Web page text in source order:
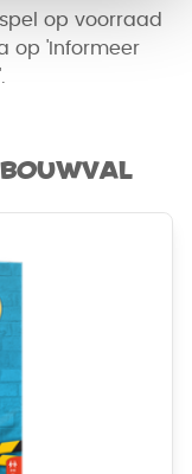
op voorraad
op 'Informeer